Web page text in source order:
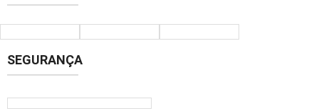
SEGURANÇA